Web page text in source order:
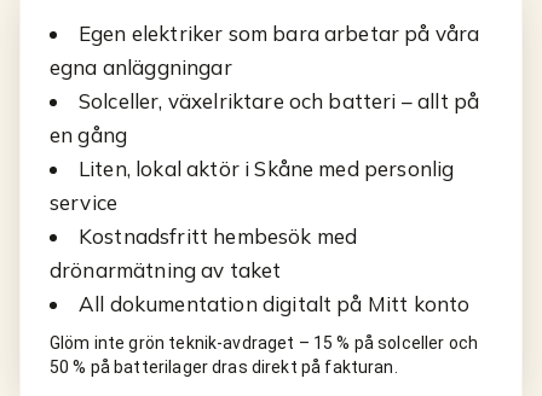
Egen elektriker som bara arbetar på våra
egna anläggningar
Solceller, växelriktare och batteri – allt på
en gång
Liten, lokal aktör i Skåne med personlig
service
Kostnadsfritt hembesök med
drönarmätning av taket
All dokumentation digitalt på Mitt konto
Glöm inte grön teknik-avdraget – 15 % på solceller och
50 % på batterilager dras direkt på fakturan.